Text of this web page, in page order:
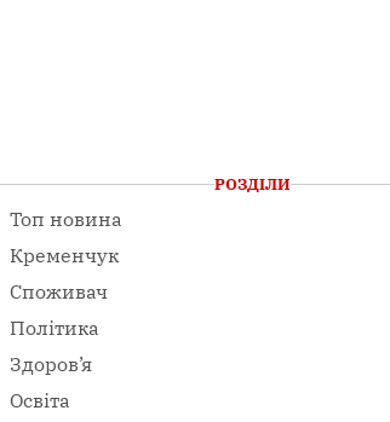
РОЗДІЛИ
Топ новина
Кременчук
Споживач
Політика
Здоров’я
Освіта